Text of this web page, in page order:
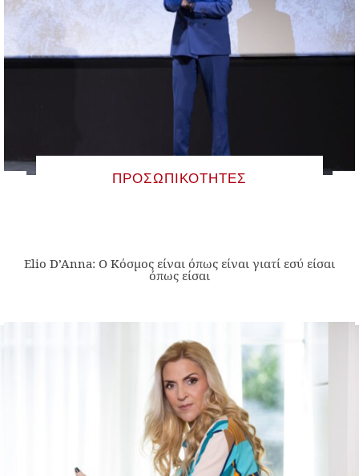
ΠΡΟΣΩΠΙΚΌΤΗΤΕΣ
Elio D’Anna: Ο Κόσμος είναι όπως είναι γιατί εσύ είσαι
όπως είσαι